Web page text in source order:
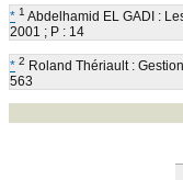
* 1 Abdelhamid EL GADI :
2001 ; P : 14
* 2 Roland Thériault :
563